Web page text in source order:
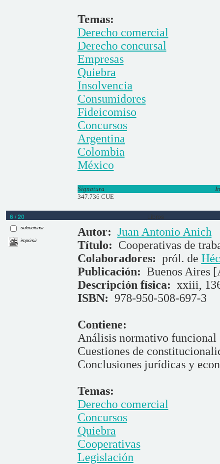
Temas:
Derecho comercial
Derecho concursal
Empresas
Quiebra
Insolvencia
Consumidores
Fideicomiso
Concursos
Argentina
Colombia
México
Signatura
347.736 CUE
6 / 20 Libros
seleccionar
imprimir
Autor: Juan Antonio Anich
Título: Cooperativas de
Colaboradores: pról. de
Publicación: Buenos Aires
Descripción física: xxiii,
ISBN: 978-950-508-697-3
Contiene:
Análisis normativo funcional
Cuestiones de
Conclusiones jurídicas y
Temas:
Derecho comercial
Concursos
Quiebra
Cooperativas
Legislación